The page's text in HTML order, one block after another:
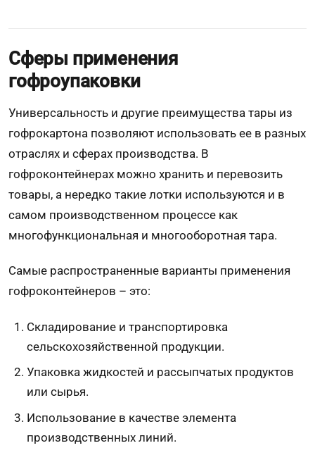
Сферы применения
гофроупаковки
Универсальность и другие преимущества тары из
гофрокартона позволяют использовать ее в разных
отраслях и сферах производства. В
гофроконтейнерах можно хранить и перевозить
товары, а нередко такие лотки используются и в
самом производственном процессе как
многофункциональная и многооборотная тара.
Самые распространенные варианты применения
гофроконтейнеров – это:
Складирование и транспортировка
сельскохозяйственной продукции.
Упаковка жидкостей и рассыпчатых продуктов
или сырья.
Использование в качестве элемента
производственных линий.